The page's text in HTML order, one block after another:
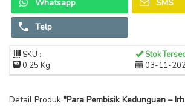
Whatsapp SMS
Telp
SKU :
Stok
0.25 Kg
03-11-
Detail Produk "Para Pembisik Kedunguan –